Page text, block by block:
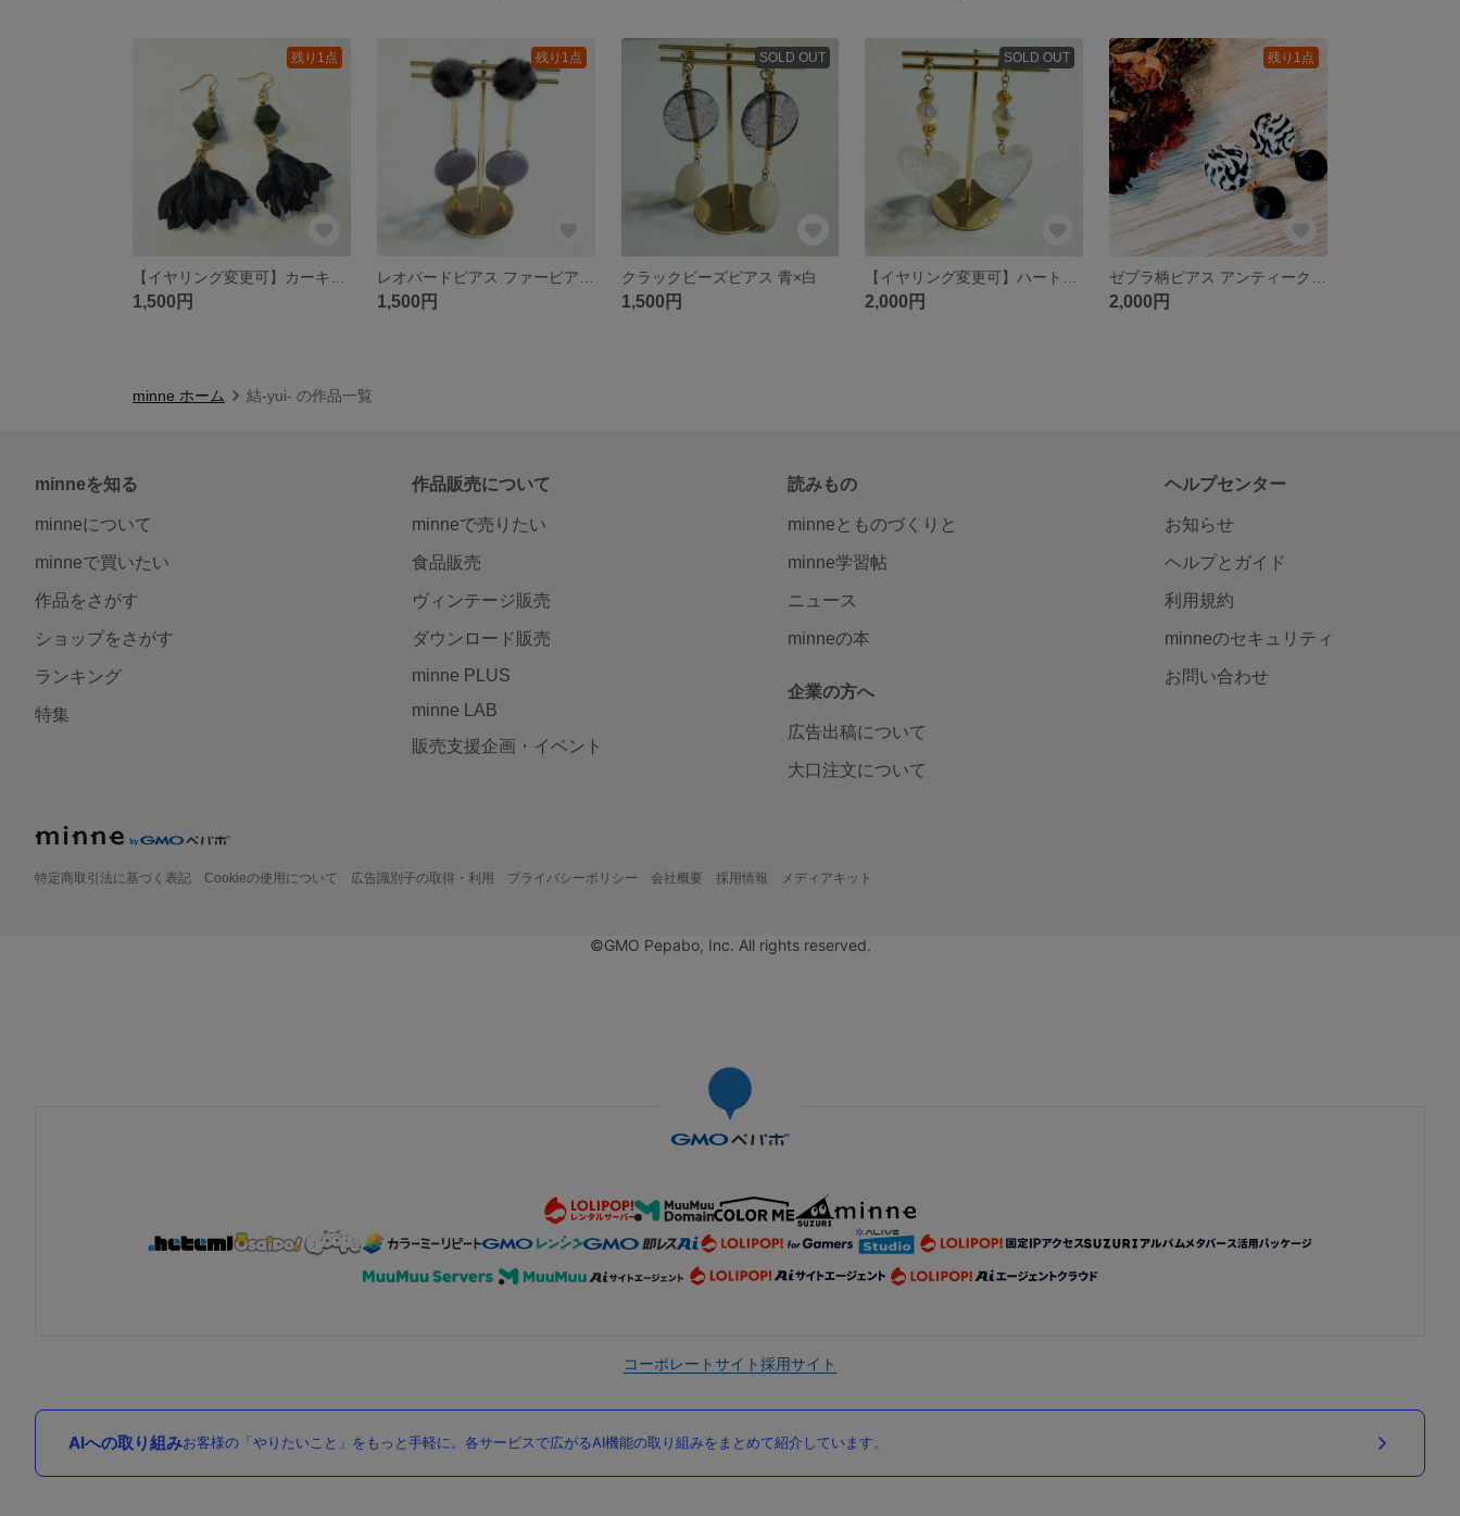
残り1点
1,500円
残り1点
1,500円
SOLD OUT
クラックビーズピアス 青×白
1,500円
SOLD OUT
2,000円
残り1点
2,000円
minne ホーム 結-yui- の作品一覧
minneを知る
minneについて
minneで買いたい
作品をさがす
ショップをさがす
ランキング
特集
作品販売について
minneで売りたい
食品販売
ヴィンテージ販売
ダウンロード販売
minne PLUS
minne LAB
販売支援企画・イベント
読みもの
minneとものづくりと
minne学習帖
ニュース
minneの本
企業の方へ
広告出稿について
大口注文について
ヘルプセンター
お知らせ
ヘルプとガイド
利用規約
minneのセキュリティ
お問い合わせ
特定商取引法に基づく表記 Cookieの使用について 広告識別子の取得・利用 プライバシーポリシー 会社概要 採用情報 メディアキット
©GMO Pepabo, Inc. All rights reserved.
コーポレートサイト採用サイト
AIへの取り組みお客様の「やりたいこと」をもっと手軽に。各サービスで広がるAI機能の取り組みをまとめて紹介しています。